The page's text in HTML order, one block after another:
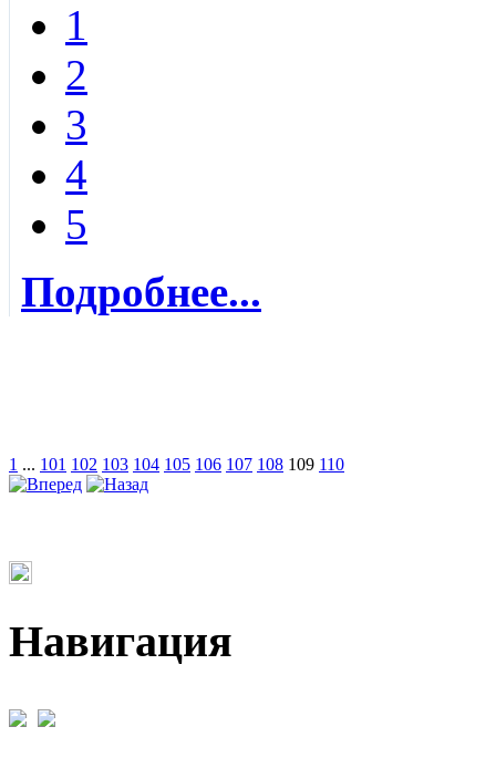
1
2
3
4
5
Подробнее...
1 ... 101 102 103 104 105 106 107 108 109 110
Навигация